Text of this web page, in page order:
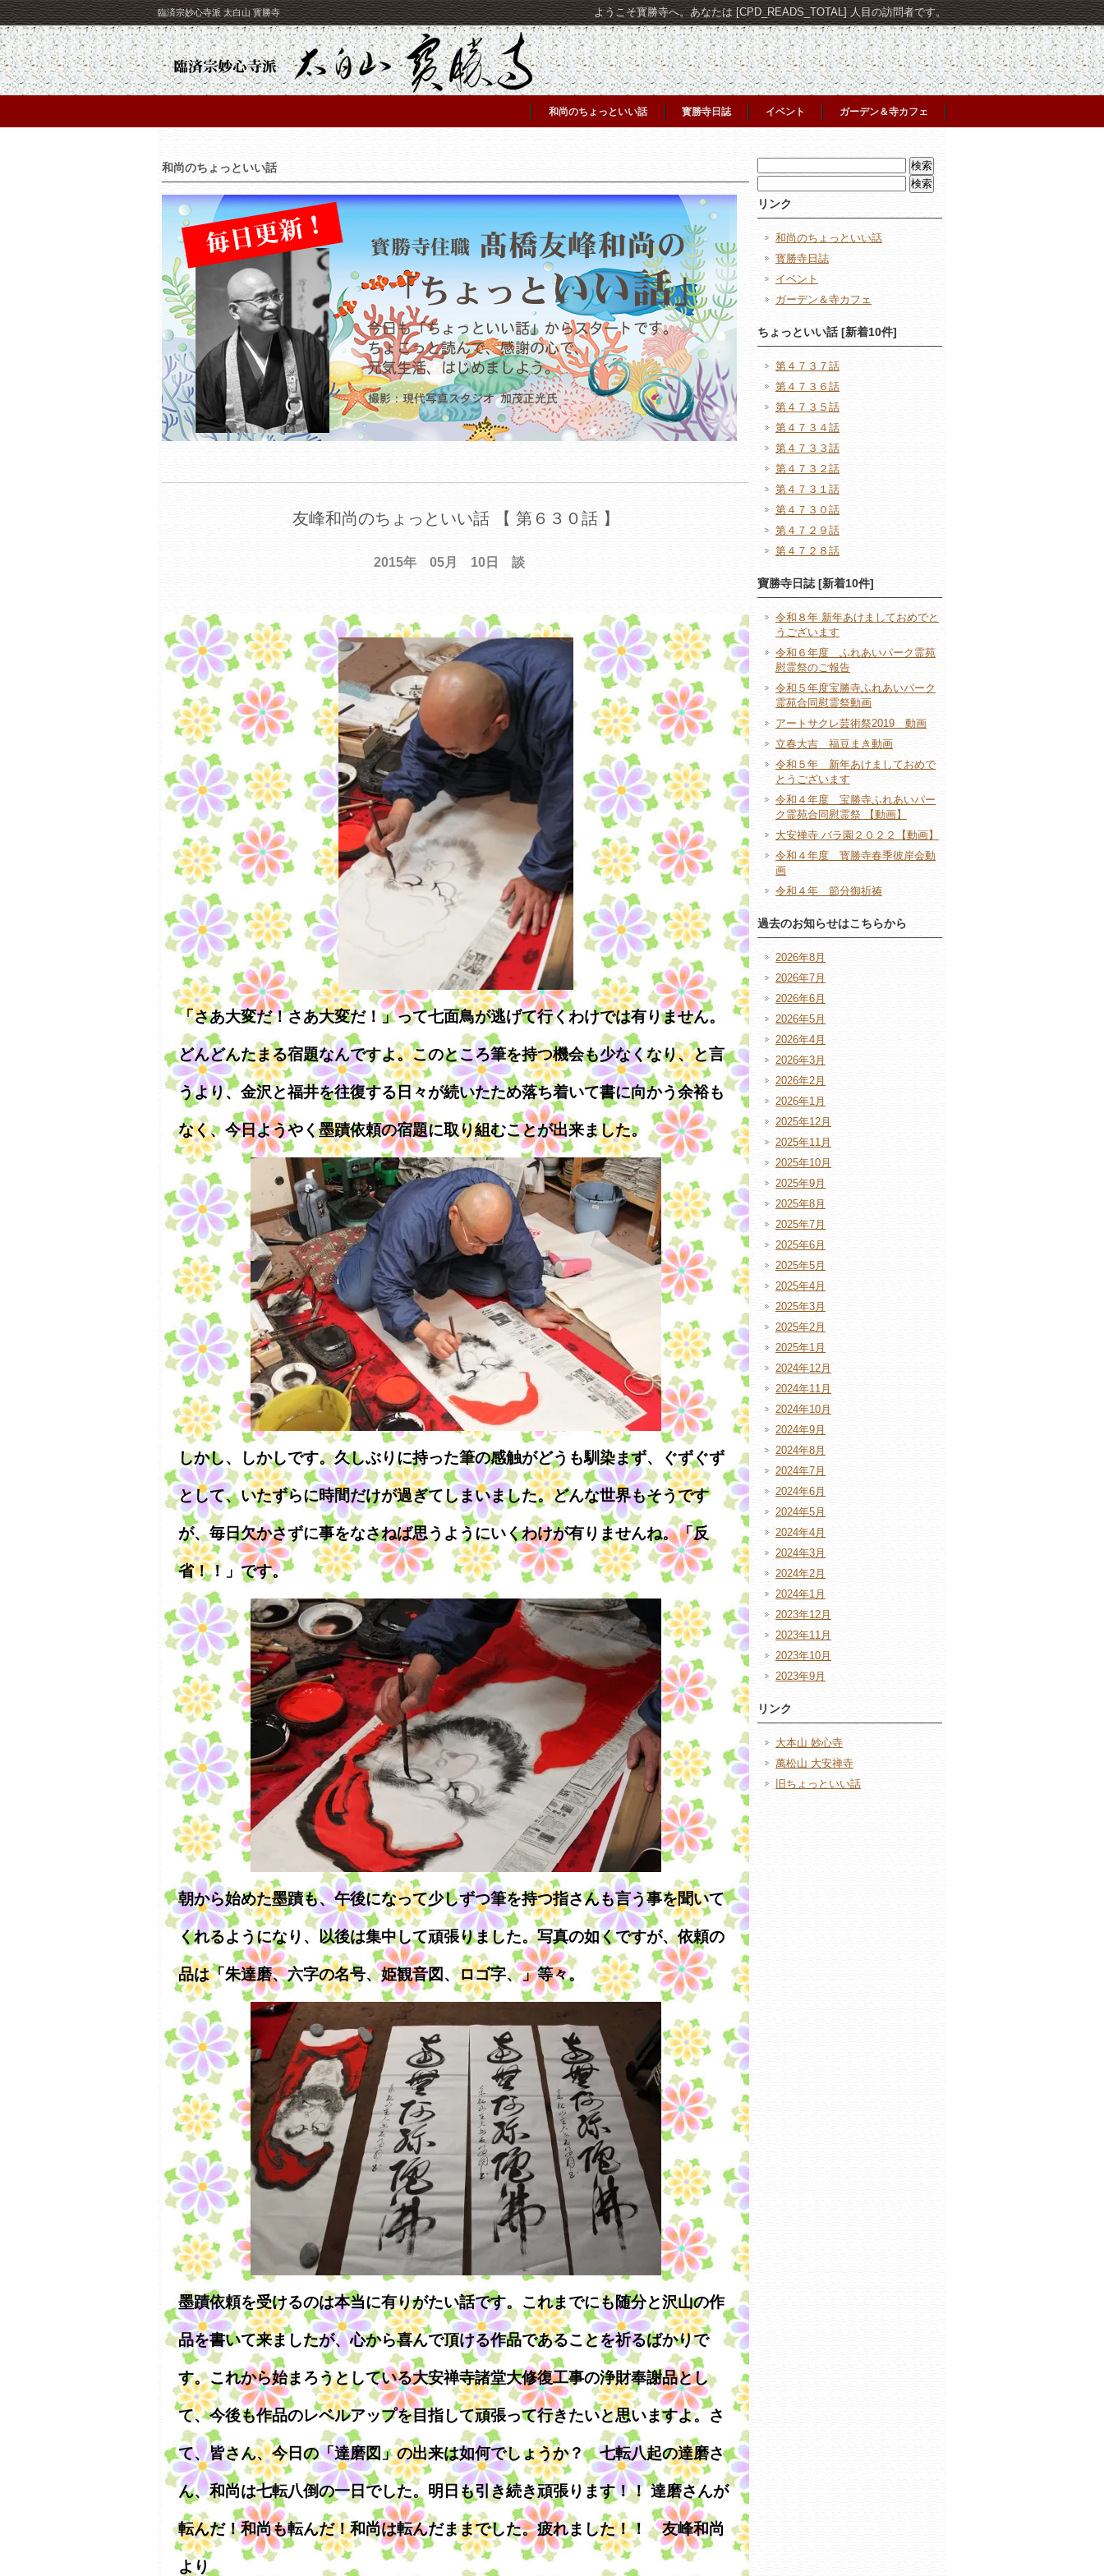
臨済宗妙心寺派 太白山 寳勝寺 ようこそ寳勝寺へ。あなたは [CPD_READS_TOTAL] 人目の訪問者です。
和尚のちょっといい話 寳勝寺日誌 イベント ガーデン＆寺カフェ
和尚のちょっといい話
友峰和尚のちょっといい話 【 第６３０話 】
2015年 05月 10日 談
「さあ大変だ！さあ大変だ！」って七面鳥が逃げて行くわけでは有りません。
どんどんたまる宿題なんですよ。このところ筆を持つ機会も少なくなり、と言
うより、金沢と福井を往復する日々が続いたため落ち着いて書に向かう余裕も
なく、今日ようやく墨蹟依頼の宿題に取り組むことが出来ました。
しかし、しかしです。久しぶりに持った筆の感触がどうも馴染まず、ぐずぐず
として、いたずらに時間だけが過ぎてしまいました。どんな世界もそうです
が、毎日欠かさずに事をなさねば思うようにいくわけが有りませんね。「反
省！！」です。
朝から始めた墨蹟も、午後になって少しずつ筆を持つ指さんも言う事を聞いて
くれるようになり、以後は集中して頑張りました。写真の如くですが、依頼の
品は「朱達磨、六字の名号、姫観音図、ロゴ字、」等々。
墨蹟依頼を受けるのは本当に有りがたい話です。これまでにも随分と沢山の作
品を書いて来ましたが、心から喜んで頂ける作品であることを祈るばかりで
す。これから始まろうとしている大安禅寺諸堂大修復工事の浄財奉謝品とし
て、今後も作品のレベルアップを目指して頑張って行きたいと思いますよ。さ
て、皆さん、今日の「達磨図」の出来は如何でしょうか？ 七転八起の達磨さ
ん、和尚は七転八倒の一日でした。明日も引き続き頑張ります！！‏ 達磨さんが
転んだ！和尚も転んだ！‏和尚は転んだままでした。‏疲れました！！ 友峰和尚
索:
索:
リンク
和尚のちょっといい話
寳勝寺日誌
イベント
ガーデン＆寺カフェ
ちょっといい話 [新着10件]
第４７３７話
第４７３６話
第４７３５話
第４７３４話
第４７３３話
第４７３２話
第４７３１話
第４７３０話
第４７２９話
第４７２８話
寶勝寺日誌 [新着10件]
令和８年 新年あけましておめでと
うございます
令和６年度 ふれあいパーク霊苑
慰霊祭のご報告
令和５年度宝勝寺ふれあいパーク
霊苑合同慰霊祭動画
アートサクレ芸術祭2019 動画
立春大吉 福豆まき動画
令和５年 新年あけましておめで
とうございます
令和４年度 宝勝寺ふれあいパー
ク霊苑合同慰霊祭 【動画】
大安禅寺 バラ園２０２２【動画】
令和４年度 寳勝寺春季彼岸会動
画
令和４年 節分御祈祷
過去のお知らせはこちらから
2026年8月
2026年7月
2026年6月
2026年5月
2026年4月
2026年3月
2026年2月
2026年1月
2025年12月
2025年11月
2025年10月
2025年9月
2025年8月
2025年7月
2025年6月
2025年5月
2025年4月
2025年3月
2025年2月
2025年1月
2024年12月
2024年11月
2024年10月
2024年9月
2024年8月
2024年7月
2024年6月
2024年5月
2024年4月
2024年3月
2024年2月
2024年1月
2023年12月
2023年11月
2023年10月
2023年9月
リンク
大本山 妙心寺
萬松山 大安禅寺
旧ちょっといい話